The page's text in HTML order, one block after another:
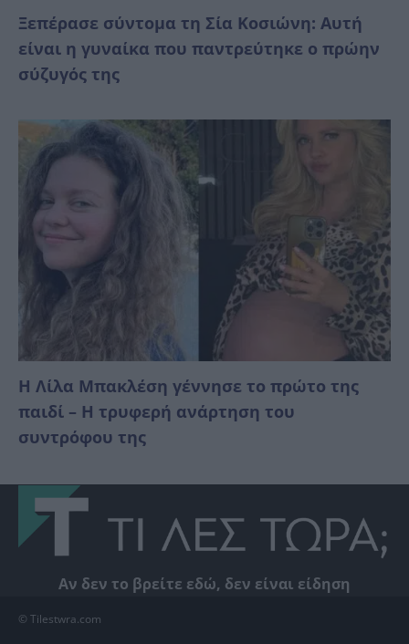
Ξεπέρασε σύντομα τη Σία Κοσιώνη: Αυτή
είναι η γυναίκα που παντρεύτηκε ο πρώην
σύζυγός της
Η Λίλα Μπακλέση γέννησε το πρώτο της
παιδί – Η τρυφερή ανάρτηση του
συντρόφου της
Αν δεν το βρείτε εδώ, δεν είναι είδηση
© Tilestwra.com